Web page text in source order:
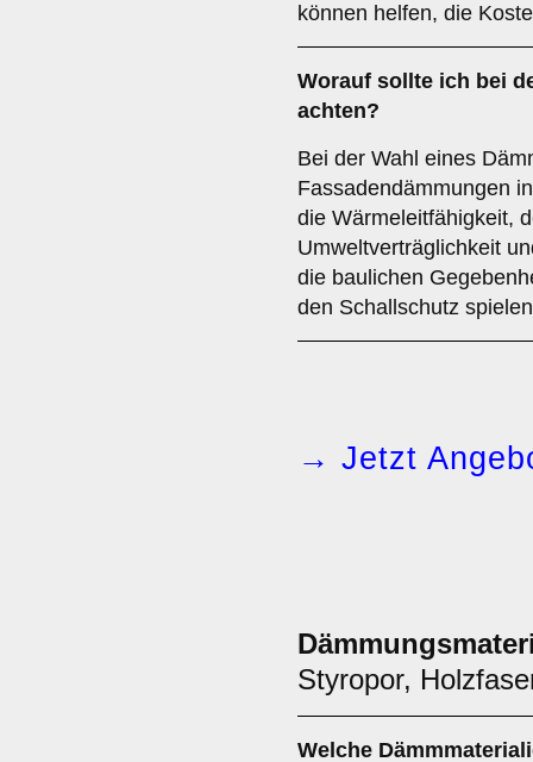
können helfen, die
Worauf sollte ich bei
achten?
Bei der Wahl eines
Fassadendämmungen
die Wärmeleitfähigkeit,
Umweltverträglichkeit
die baulichen
den Schallschutz
→ Jetzt
Styropor,
Welche